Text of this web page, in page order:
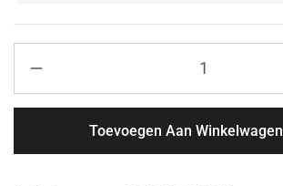
Toevoegen Aan Winkelwagen